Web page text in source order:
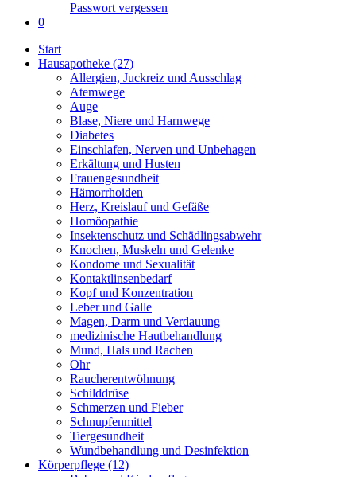
Passwort vergessen
0
Start
Hausapotheke (27)
Allergien, Juckreiz und Ausschlag
Atemwege
Auge
Blase, Niere und Harnwege
Diabetes
Einschlafen, Nerven und Unbehagen
Erkältung und Husten
Frauengesundheit
Hämorrhoiden
Herz, Kreislauf und Gefäße
Homöopathie
Insektenschutz und Schädlingsabwehr
Knochen, Muskeln und Gelenke
Kondome und Sexualität
Kontaktlinsenbedarf
Kopf und Konzentration
Leber und Galle
Magen, Darm und Verdauung
medizinische Hautbehandlung
Mund, Hals und Rachen
Ohr
Raucherentwöhnung
Schilddrüse
Schmerzen und Fieber
Schnupfenmittel
Tiergesundheit
Wundbehandlung und Desinfektion
Körperpflege (12)